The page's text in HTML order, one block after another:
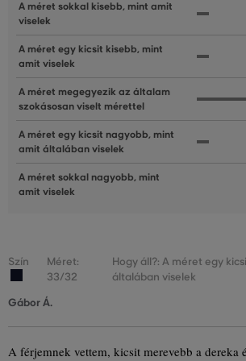
A méret sokkal kisebb, mint amit
viselek
A méret egy kicsit kisebb, mint
amit viselek
A méret megegyezik az általam
szokásosan viselt mérettel
A méret egy kicsit nagyobb, mint
amit általában viselek
A méret sokkal nagyobb, mint
amit viselek
Szín
Méret:
33/32
Hogy áll?: A méret egy
általában viselek
Gábor Á.
A férjemnek vettem, kicsit merevebb a dereka